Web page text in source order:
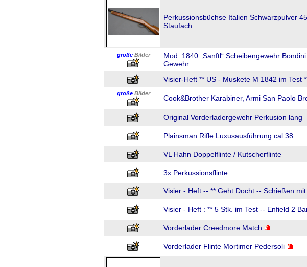
Perkussionsbüchse Italien Schwarzpulver
Staufach
große Bilder
Mod. 1840 „Sanftl“ Scheibengewehr
Gewehr
Visier-Heft ** US - Muskete M 1842 im Test
große Bilder
Cook&Brother Karabiner, Armi San Paolo
Original Vorderladergewehr Perkusion lang
Plainsman Rifle Luxusausführung cal.38
VL Hahn Doppelflinte / Kutscherflinte
3x Perkussionsflinte
Visier - Heft -- ** Geht Docht -- Schießen
Visier - Heft : ** 5 Stk. im Test -- Enfield 2
Vorderlader Creedmore Match
Vorderlader Flinte Mortimer Pedersoli